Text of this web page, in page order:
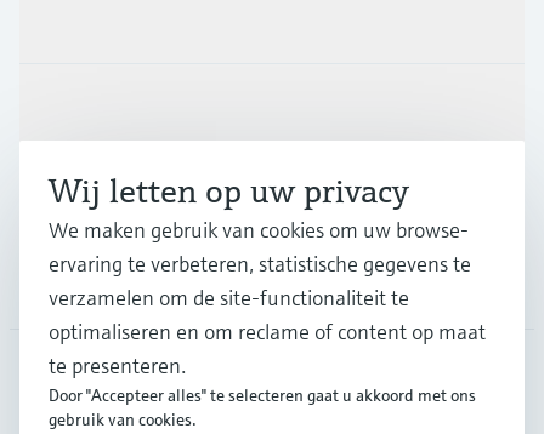
Support
BEL•Nederlands
Wij letten op uw privacy
We maken gebruik van cookies om uw browse-
ervaring te verbeteren, statistische gegevens te
verzamelen om de site-functionaliteit te
optimaliseren en om reclame of content op maat
te presenteren.
Door "Accepteer alles" te selecteren gaat u akkoord met ons
gebruik van cookies.